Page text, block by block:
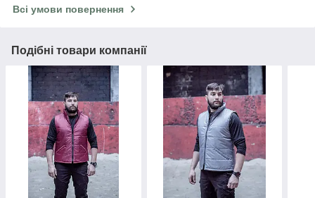
Всі умови повернення
Подібні товари компанії